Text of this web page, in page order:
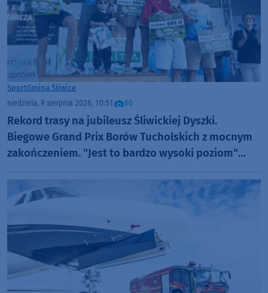
SportGmina Śliwice
niedziela, 9 sierpnia 2026, 10:51 60
Rekord trasy na jubileusz Śliwickiej Dyszki.
Biegowe Grand Prix Borów Tucholskich z mocnym
zakończeniem. "Jest to bardzo wysoki poziom"